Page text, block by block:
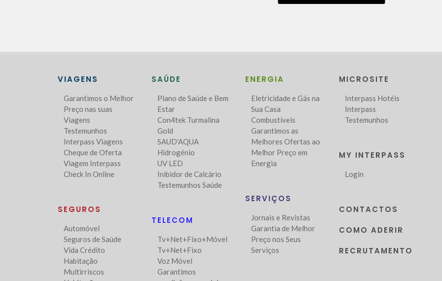
VIAGENS
Garantimos o Melhor
Preço nas suas
Viagens
Testemunhos
Interpass Viagens
Cheque de Oferta
Viagem Interpass
Check In Online
SEGUROS
Automóvel
Seguros de Saúde
Vida Crédito
Habitação
Multirriscos
SAÚDE
Plano de Saúde e Bem
Estar
Con4tek Turmalina
Gold
SAUD'AQUA
Hidrogénio
UV LED
Inibidor de Calcário
Testemunhos Saúde
TELECOM
Tv+Net+Fixo+Móvel
Tv+Net+Fixo
Voz Móvel
Garantimos
ENERGIA
Eletricidade e Gás na
Sua Casa
Combustíveis
Garantimos as
Melhores Ofertas ao
Melhor Preço em
Energia
SERVIÇOS
Jornais e Revistas
Garantia de Melhor
Preço nos Seus
Serviços
MICROSITE
Interpass Hotéis
Interpass
Testemunhos
MY INTERPASS
Login
CONTACTOS
COMO ADERIR
RECRUTAMENTO